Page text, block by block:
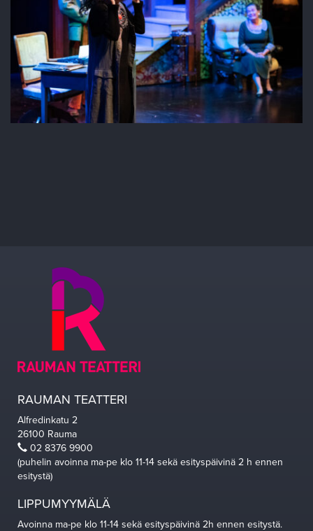
RAUMAN TEATTERI
Alfredinkatu 2
26100 Rauma
02 8376 9900
(puhelin avoinna ma-pe klo 11-14 sekä esityspäivinä 2 h ennen
esitystä)
LIPPUMYYMÄLÄ
Avoinna ma-pe klo 11-14 sekä esityspäivinä 2h ennen esitystä.